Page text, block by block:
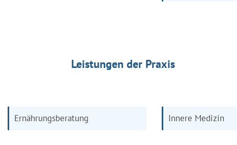
Leistungen der Praxis
Ernährungsberatung Innere Medizin